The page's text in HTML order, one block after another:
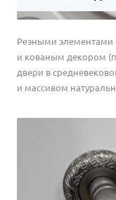
Резными элементами
и кованым декором
двери в
и массивом